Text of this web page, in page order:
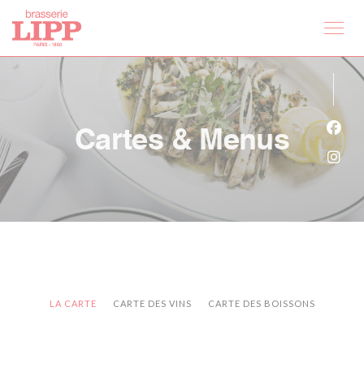
Personnalisation de vos choix en matière de cookies
Cartes & Menus
LA CARTE CARTE DES VINS CARTE DES BOISSONS